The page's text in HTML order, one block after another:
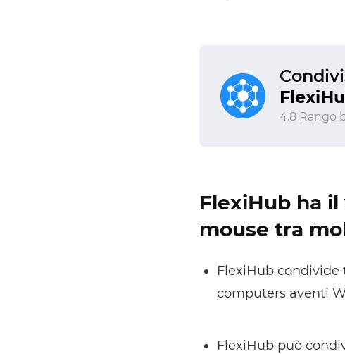
4.8 Rango
FlexiHub ha
mouse tra
FlexiHub condivide
computers aventi
FlexiHub può